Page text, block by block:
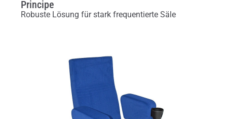
Principe
Robuste Lösung für stark frequentierte Säle